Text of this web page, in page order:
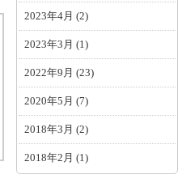
2023年4月 (2)
2023年3月 (1)
2022年9月 (23)
2020年5月 (7)
2018年3月 (2)
2018年2月 (1)